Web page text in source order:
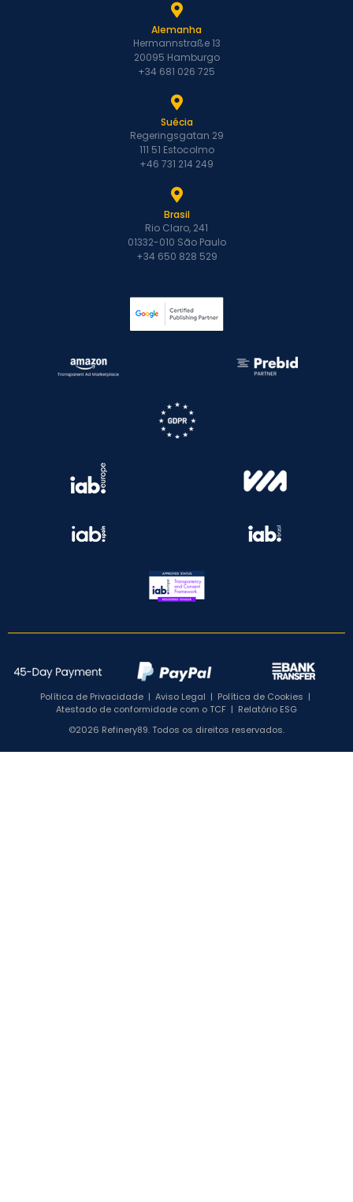
Alemanha
Hermannstraße 13
20095 Hamburgo
+34 681 026 725
Suécia
Regeringsgatan 29
111 51 Estocolmo
+46 731 214 249
Brasil
Rio Claro, 241
01332-010 São Paulo
+34 650 828 529
Política de Privacidade | Aviso Legal | Política de Cookies |
Atestado de conformidade com o TCF | Relatório ESG
©2026 Refinery89. Todos os direitos reservados.